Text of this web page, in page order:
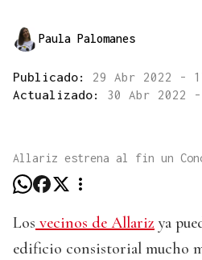
Paula Palomanes
Publicado: 29 Abr 2022 -
Actualizado: 30 Abr 2022
Allariz estrena al fin un
Los vecinos de Allariz ya
edificio consistorial mucho